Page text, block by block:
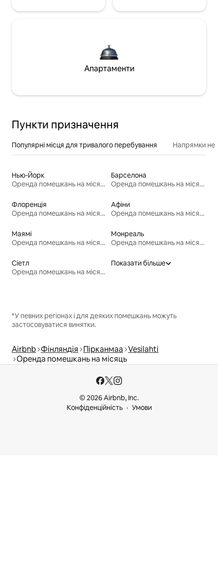
Апартаменти
Пункти призначення
Популярні місця для тривалого перебування Напрямки
Нью-Йорк
Оренда помешкань на місяць
Барселона
Оренда помешкань на місяць
Флоренція
Оренда помешкань на місяць
Афіни
Оренда помешкань на місяць
Маямі
Оренда помешкань на місяць
Монреаль
Оренда помешкань на місяць
Сіетл
Оренда помешкань на місяць
Показати більше
*У певних регіонах і для деяких помешкань можуть
застосовуватися винятки.
Airbnb Фінляндія Пірканмаа Vesilahti
Оренда помешкань на місяць
© 2026 Airbnb, Inc.
Конфіденційність
Умови